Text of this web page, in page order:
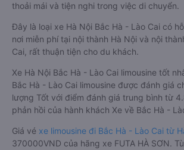
thoải mái và tiện nghi trong việc di chuyển.
Đây là loại xe Hà Nội Bắc Hà - Lào Cai có
nơi miễn phí tại nội thành Hà Nội và nội
Cai, rất thuận tiện cho du khách.
Xe Hà Nội Bắc Hà - Lào Cai limousine tốt
Bắc Hà - Lào Cai limousine được đánh giá
lượng Tốt với điểm đánh giá trung bình từ
phản hồi của hành khách Xe về Bắc Hà -
Giá vé xe limousine đi Bắc Hà - Lào Cai từ
370000VND của hãng xe FUTA HÀ SƠN.